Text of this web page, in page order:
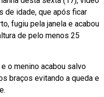
de idade, que após ficar
fugiu pela janela e acabou
de pelo menos 25
o menino acabou salvo
braços evitando a queda e